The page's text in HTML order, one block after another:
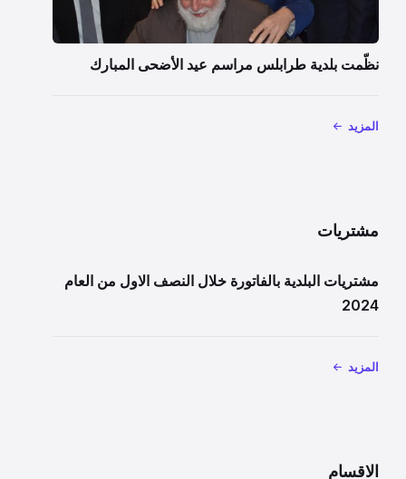
نظّمت بلدية طرابلس مراسم عيد الأضحى المبارك
المزيد
مشتريات
مشتريات البلدية بالفاتورة خلال النصف الاول من العام
2024
المزيد
الاقسام